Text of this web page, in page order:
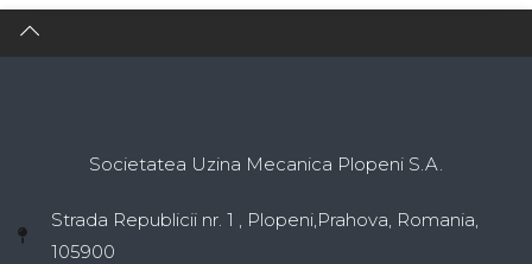
Societatea Uzina Mecanica Plopeni S.A.
Strada Republicii nr. 1 , Plopeni,Prahova, Romania,
105900